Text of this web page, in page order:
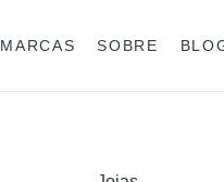
MARCAS SOBRE